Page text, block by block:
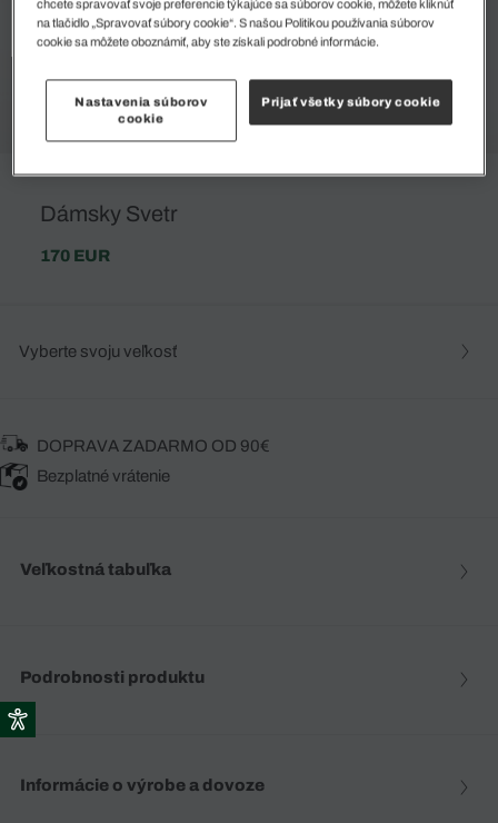
Dámsky Svetr
170 EUR
Vyberte svoju veľkosť
DOPRAVA ZADARMO OD 90€
Bezplatné vrátenie
Veľkostná tabuľka
Podrobnosti produktu
Informácie o výrobe a dovoze
chcete spravovať svoje preferencie týkajúce sa súborov cookie, môžete kliknúť
na tlačidlo „Spravovať súbory cookie“. S našou Politikou používania súborov
cookie sa môžete oboznámiť, aby ste získali podrobné informácie.
Nastavenia súborov
cookie
Prijať všetky súbory cookie